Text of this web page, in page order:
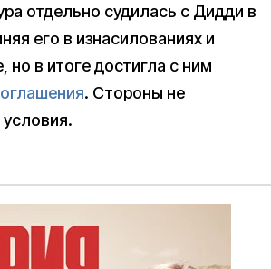
отдельно судилась с Дидди в
его в изнасилованиях и
но в итоге достигла с ним
. Стороны не